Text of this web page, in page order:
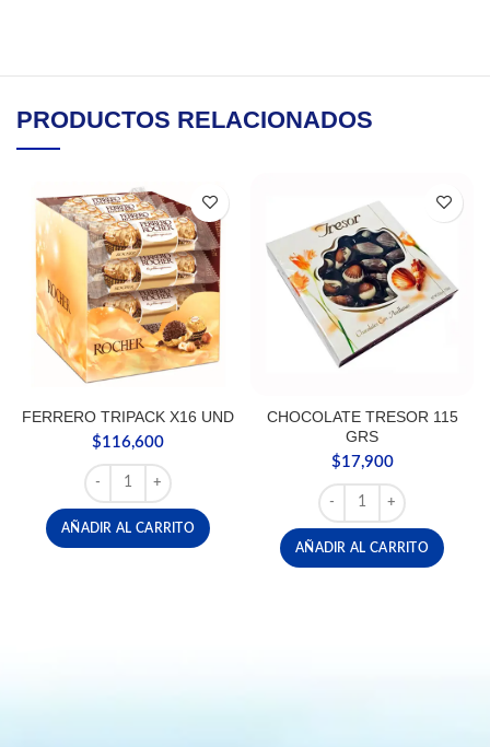
PRODUCTOS RELACIONADOS
FERRERO TRIPACK X16 UND
$116,600
FERRERO TRIPACK X16 UND cantidad
AÑADIR AL CARRITO
CHOCOLATE TRESOR 115
GRS
$17,900
CHOCOLATE TRESOR
AÑADIR AL CARRITO